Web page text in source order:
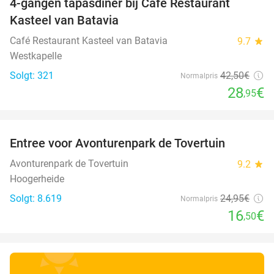
Kasteel van Batavia
Café Restaurant Kasteel van Batavia 9.7 star
Westkapelle
Solgt: 321
Normalpris 42,50€
28,95€
Entree voor Avonturenpark de Tovertuin
Avonturenpark de Tovertuin 9.2 star
Hoogerheide
Solgt: 8.619
Normalpris 24,95€
16,50€